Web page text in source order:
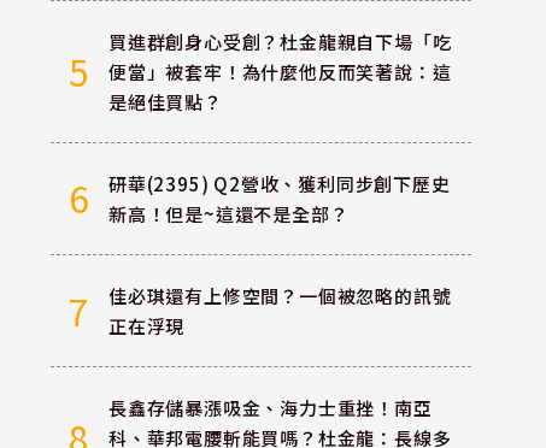
5
買進群創身心受創？杜金龍親自下場「吃
便當」被套牢！為什麼他反而笑著說：這
是絕佳買點？
6
研華(2395) Q2營收、獲利同步創下歷史
新高！但是~這還不是全部？
7
佳必琪還有上修空間？一個被忽略的訊號
正在浮現
長鑫存儲暴漲吸金、海力士重挫！南亞
科、華邦電腰斬能買嗎？杜金龍：長線多